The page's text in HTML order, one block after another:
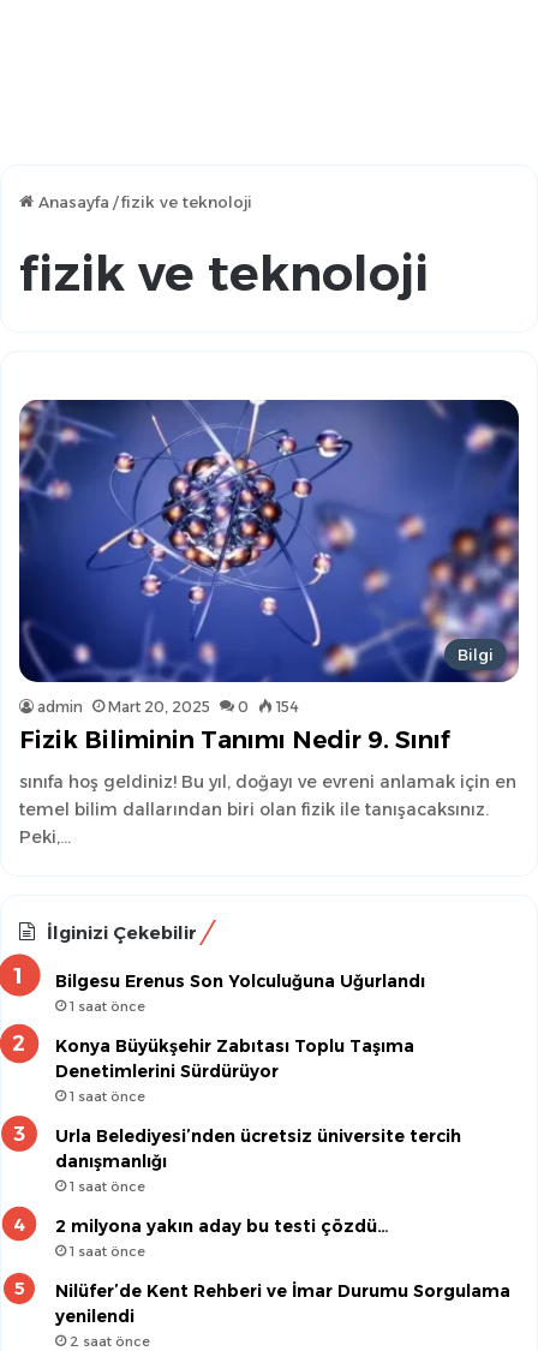
Anasayfa /fizik ve teknoloji
fizik ve teknoloji
Bilgi
admin Mart 20, 2025 0 154
Fizik Biliminin Tanımı Nedir 9. Sınıf
sınıfa hoş geldiniz! Bu yıl, doğayı ve evreni anlamak için en
temel bilim dallarından biri olan fizik ile tanışacaksınız.
Peki,…
İlginizi Çekebilir
Bilgesu Erenus Son Yolculuğuna Uğurlandı
1 saat önce
Konya Büyükşehir Zabıtası Toplu Taşıma
Denetimlerini Sürdürüyor
1 saat önce
Urla Belediyesi’nden ücretsiz üniversite tercih
danışmanlığı
1 saat önce
2 milyona yakın aday bu testi çözdü…
1 saat önce
Nilüfer’de Kent Rehberi ve İmar Durumu Sorgulama
yenilendi
2 saat önce